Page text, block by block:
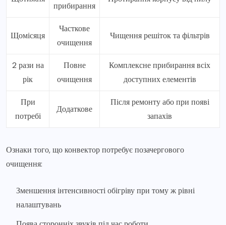
прибирання
Щомісяця
Часткове
очищення
Чищення решіток та фільтрів
2 рази на
рік
Повне
очищення
Комплексне прибирання всіх
доступних елементів
При
потребі
Додаткове
Після ремонту або при появі
запахів
Ознаки того, що конвектор потребує позачергового
очищення:
Зменшення інтенсивності обігріву при тому ж рівні
налаштувань